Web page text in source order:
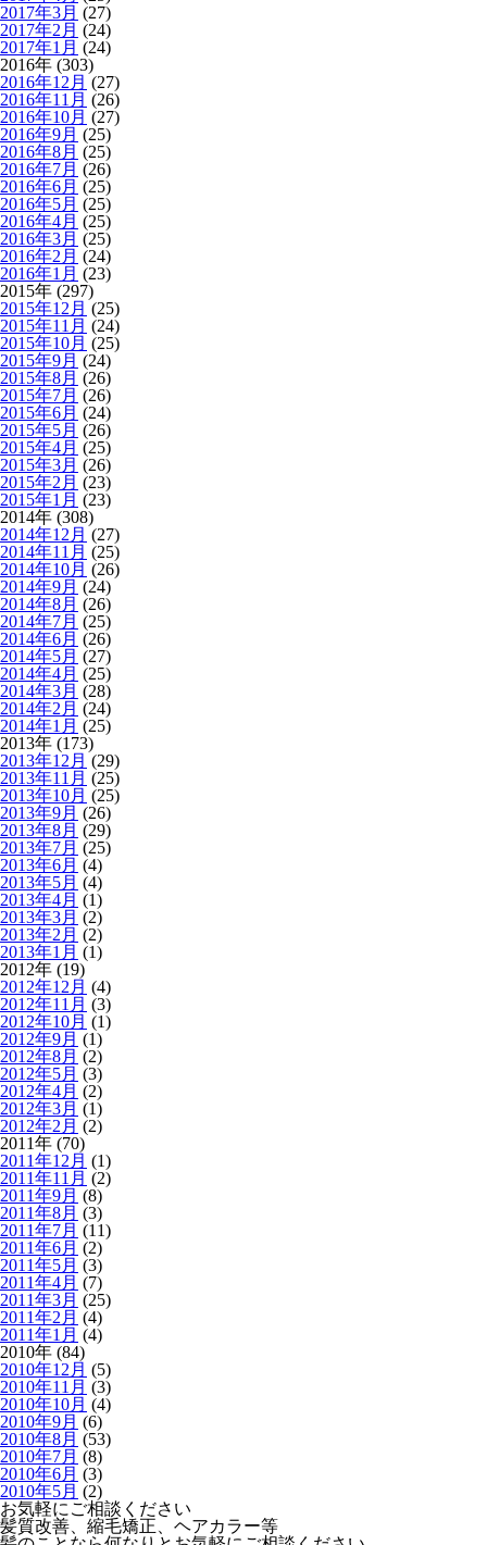
2017年3月 (27)
2017年2月 (24)
2017年1月 (24)
2016年 (303)
2016年12月 (27)
2016年11月 (26)
2016年10月 (27)
2016年9月 (25)
2016年8月 (25)
2016年7月 (26)
2016年6月 (25)
2016年5月 (25)
2016年4月 (25)
2016年3月 (25)
2016年2月 (24)
2016年1月 (23)
2015年 (297)
2015年12月 (25)
2015年11月 (24)
2015年10月 (25)
2015年9月 (24)
2015年8月 (26)
2015年7月 (26)
2015年6月 (24)
2015年5月 (26)
2015年4月 (25)
2015年3月 (26)
2015年2月 (23)
2015年1月 (23)
2014年 (308)
2014年12月 (27)
2014年11月 (25)
2014年10月 (26)
2014年9月 (24)
2014年8月 (26)
2014年7月 (25)
2014年6月 (26)
2014年5月 (27)
2014年4月 (25)
2014年3月 (28)
2014年2月 (24)
2014年1月 (25)
2013年 (173)
2013年12月 (29)
2013年11月 (25)
2013年10月 (25)
2013年9月 (26)
2013年8月 (29)
2013年7月 (25)
2013年6月 (4)
2013年5月 (4)
2013年4月 (1)
2013年3月 (2)
2013年2月 (2)
2013年1月 (1)
2012年 (19)
2012年12月 (4)
2012年11月 (3)
2012年10月 (1)
2012年9月 (1)
2012年8月 (2)
2012年5月 (3)
2012年4月 (2)
2012年3月 (1)
2012年2月 (2)
2011年 (70)
2011年12月 (1)
2011年11月 (2)
2011年9月 (8)
2011年8月 (3)
2011年7月 (11)
2011年6月 (2)
2011年5月 (3)
2011年4月 (7)
2011年3月 (25)
2011年2月 (4)
2011年1月 (4)
2010年 (84)
2010年12月 (5)
2010年11月 (3)
2010年10月 (4)
2010年9月 (6)
2010年8月 (53)
2010年7月 (8)
2010年6月 (3)
2010年5月 (2)
お気軽にご相談ください
髪質改善、縮毛矯正、ヘアカラー等